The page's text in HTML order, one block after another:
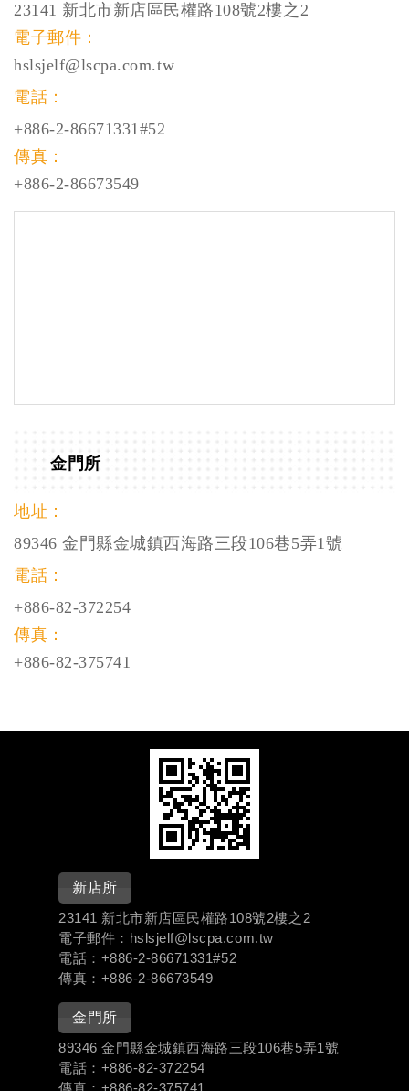
23141 新北市新店區民權路108號2樓之2
電子郵件：
hslsjelf@lscpa.com.tw
電話：
+886-2-86671331#52
傳真：
+886-2-86673549
金門所
地址：
89346 金門縣金城鎮西海路三段106巷5弄1號
電話：
+886-82-372254
傳真：
+886-82-375741
新店所
23141 新北市新店區民權路108號2樓之2
電子郵件：hslsjelf@lscpa.com.tw
電話：+886-2-86671331#52
傳真：+886-2-86673549
金門所
89346 金門縣金城鎮西海路三段106巷5弄1號
電話：+886-82-372254
傳真：+886-82-375741